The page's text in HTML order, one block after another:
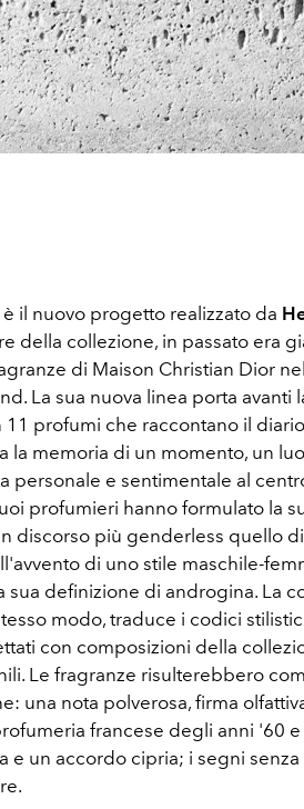
è il nuovo progetto realizzato da
della collezione, in passato era
di Maison Christian Dior
La sua nuova linea porta avanti
11 profumi che raccontano il
la memoria di un momento, un
personale e sentimentale al
profumieri hanno formulato la
discorso più genderless quello
di uno stile maschile-
sua definizione di androgina. La
modo, traduce i codici
con composizioni della
Le fragranze risulterebbero
una nota polverosa, firma
francese degli anni '60
e un accordo cipria; i segni